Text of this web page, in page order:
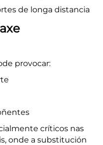
de longa distancia
provocar:
críticos nas
onde a substitución